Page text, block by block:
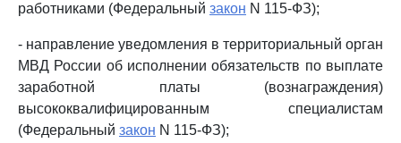
работниками (Федеральный закон N 115-ФЗ);
- направление уведомления в территориальный орган
МВД России об исполнении обязательств по выплате
заработной платы (вознаграждения)
высококвалифицированным специалистам
(Федеральный закон N 115-ФЗ);